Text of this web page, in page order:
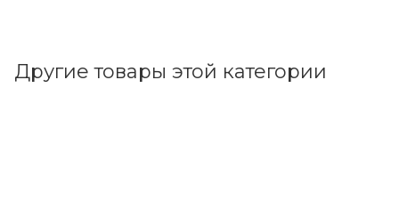
Другие товары этой категории